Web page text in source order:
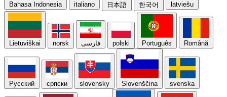
Bahasa Indonesia italiano 日本語 한국어 latviešu
Lietuviškai norsk فارسی polski Português Română
Русский српски slovensky Slovenščina svenska